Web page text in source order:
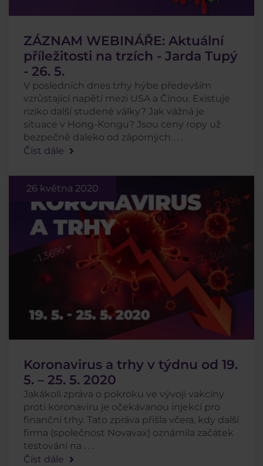
ZÁZNAM WEBINÁŘE: Aktuální
příležitosti na trzích - Jarda Tupý
- 26. 5.
V posledních dnes trhy hýbe především
vzrůstající napětí mezi USA a Čínou. Existuje
riziko další studené války? Jak vážná je
situace v Hong-Kongu? Jsou ceny ropy už
bezpečně daleko od záporných . . .
Číst dále
26 května 2020
Koronavirus a trhy v týdnu od 19.
5. – 25. 5. 2020
Jakákoli zpráva o pokroku ve vývoji vakcíny
proti koronaviru je očekávanou injekcí pro
finanční trhy. Tato zpráva přišla včera, kdy další
firma (společnost Novavax) oznámila začátek
testování na . . .
Číst dále